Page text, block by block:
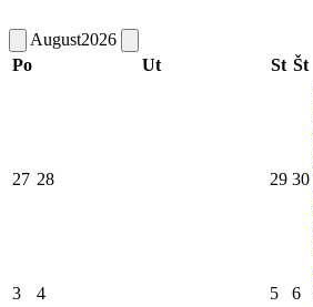
August2026
Po
Ut St Št
27 28 29 30
3 4 5 6